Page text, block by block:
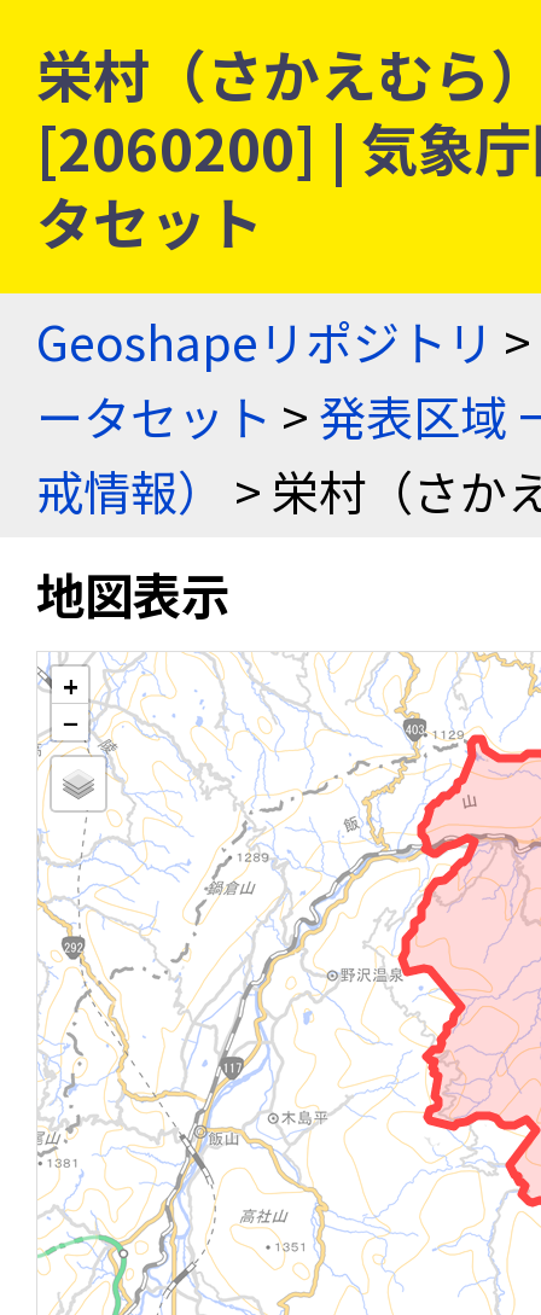
栄村（さかえむら
[2060200] | 気象
タセット
Geoshapeリポジトリ >
ータセット >発表区域
戒情報）
> 栄村（さか
地図表示
+
−